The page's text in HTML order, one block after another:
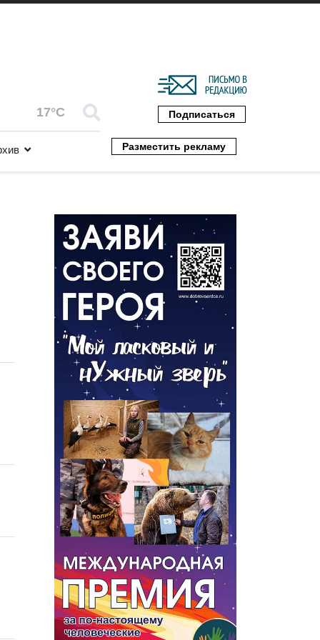
17°C Подписаться
Разместить рекламу